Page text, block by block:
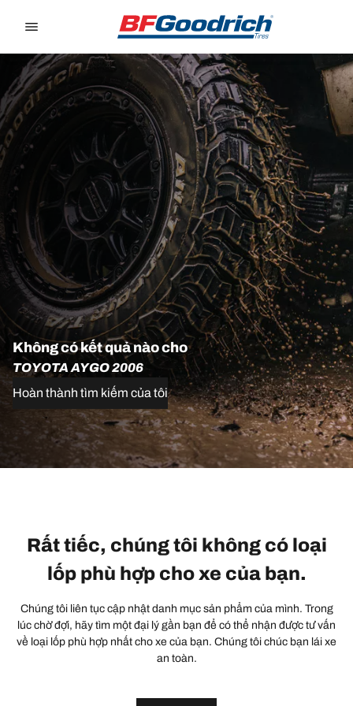
Không có kết quả nào cho
TOYOTA AYGO 2006
Hoàn thành tìm kiếm của tôi
Rất tiếc, chúng tôi không có loại
lốp phù hợp cho xe của bạn.
Chúng tôi liên tục cập nhật danh mục sản phẩm của mình. Trong
lúc chờ đợi, hãy tìm một đại lý gần bạn để có thể nhận được tư vấn
về loại lốp phù hợp nhất cho xe của bạn. Chúng tôi chúc bạn lái xe
an toàn.